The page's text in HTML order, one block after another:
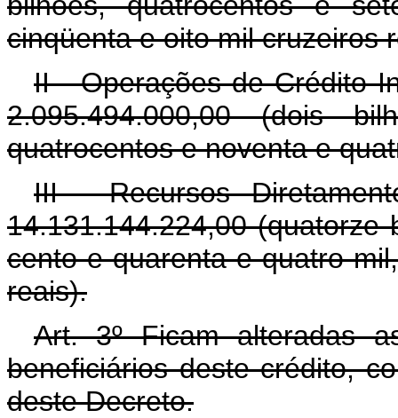
cinqüenta e oito mil cruzeiros
II - Operações de Crédito
2.095.494.000,00 (dois
quatrocentos e noventa e
III - Recursos
14.131.144.224,00
cento e quarenta e quatro
reais).
Art. 3º Ficam alteradas
beneficiários deste crédito,
deste Decreto.